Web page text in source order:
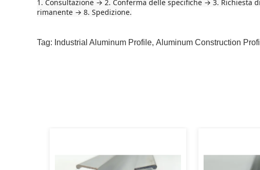
1. Consultazione → 2. Conferma delle specifiche → 3.
rimanente → 8. Spedizione.
Tag: Industrial Aluminum Profile, Aluminum Construction